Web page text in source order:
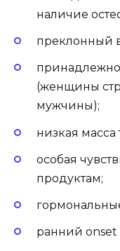
наличие
преклонный
(женщины
мужчины);
низкая масса
особая
продуктам;
ранний onset